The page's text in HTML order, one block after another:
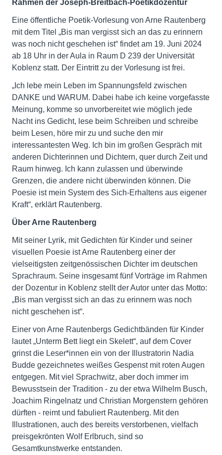
Rahmen der Joseph-Breitbach-Poetikdozentur
Eine öffentliche Poetik-Vorlesung von Arne Rautenberg
mit dem Titel „Bis man vergisst sich an das zu erinnern
was noch nicht geschehen ist“ findet am 19. Juni 2024
ab 18 Uhr in der Aula in Raum D 239 der Universität
Koblenz statt. Der Eintritt zu der Vorlesung ist frei.
„Ich lebe mein Leben im Spannungsfeld zwischen
DANKE und WARUM. Dabei habe ich keine vorgefasste
Meinung, komme so unvorbereitet wie möglich jede
Nacht ins Gedicht, lese beim Schreiben und schreibe
beim Lesen, höre mir zu und suche den mir
interessantesten Weg. Ich bin im großen Gespräch mit
anderen Dichterinnen und Dichtern, quer durch Zeit und
Raum hinweg. Ich kann zulassen und überwinde
Grenzen, die andere nicht überwinden können. Die
Poesie ist mein System des Sich-Erhaltens aus eigener
Kraft“, erklärt Rautenberg.
Über Arne Rautenberg
Mit seiner Lyrik, mit Gedichten für Kinder und seiner
visuellen Poesie ist Arne Rautenberg einer der
vielseitigsten zeitgenössischen Dichter im deutschen
Sprachraum. Seine insgesamt fünf Vorträge im Rahmen
der Dozentur in Koblenz stellt der Autor unter das Motto:
„Bis man vergisst sich an das zu erinnern was noch
nicht geschehen ist“.
Einer von Arne Rautenbergs Gedichtbänden für Kinder
lautet „Unterm Bett liegt ein Skelett“, auf dem Cover
grinst die Leser*innen ein von der Illustratorin Nadia
Budde gezeichnetes weißes Gespenst mit roten Augen
entgegen. Mit viel Sprachwitz, aber doch immer im
Bewusstsein der Tradition - zu der etwa Wilhelm Busch,
Joachim Ringelnatz und Christian Morgenstern gehören
dürften - reimt und fabuliert Rautenberg. Mit den
Illustrationen, auch des bereits verstorbenen, vielfach
preisgekrönten Wolf Erlbruch, sind so
Gesamtkunstwerke entstanden.